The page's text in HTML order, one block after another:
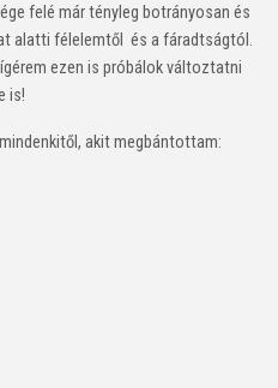
felé már tényleg botrányosan és
alatti félelemtől és a fáradtságtól.
ezen is próbálok változtatni
is!
akit megbántottam: